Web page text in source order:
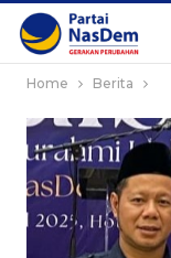
Home Berita